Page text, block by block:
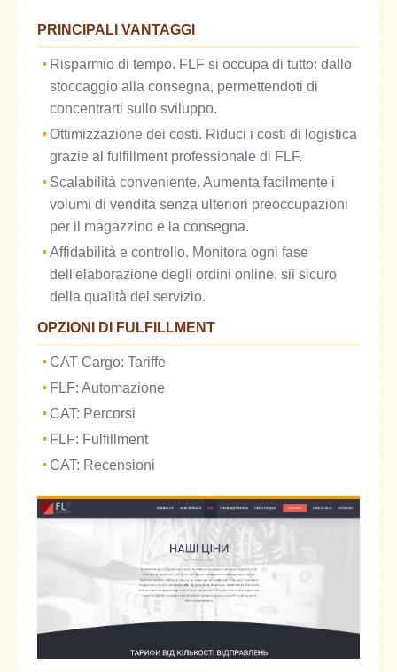
PRINCIPALI VANTAGGI
Risparmio di tempo. FLF si occupa di tutto: dallo
stoccaggio alla consegna, permettendoti di
concentrarti sullo sviluppo.
Ottimizzazione dei costi. Riduci i costi di logistica
grazie al fulfillment professionale di FLF.
Scalabilità conveniente. Aumenta facilmente i
volumi di vendita senza ulteriori preoccupazioni
per il magazzino e la consegna.
Affidabilità e controllo. Monitora ogni fase
dell'elaborazione degli ordini online, sii sicuro
della qualità del servizio.
OPZIONI DI FULFILLMENT
CAT Cargo: Tariffe
FLF: Automazione
CAT: Percorsi
FLF: Fulfillment
CAT: Recensioni